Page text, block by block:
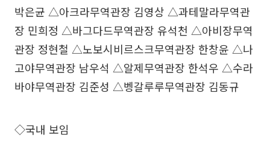
박은균 △아크라무역관장 김영상 △과테말라무역관
장 민희정 △바그다드무역관장 유석천 △아비장무역
관장 정현철 △노보시비르스크무역관장 한창윤 △나
고야무역관장 남우석 △알제무역관장 한석우 △수라
바야무역관장 김준성 △벵갈루루무역관장 김동규
◇국내 보임